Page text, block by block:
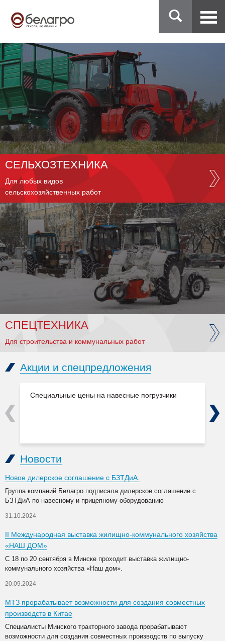
СЕЛЬХОЗТЕХНИКА
Для любых видов
сельскохозяйственных работ
СПЕЦТЕХНИКА
Для строительства и коммунальных работ
Акции и спецпредложения
Специальные цены на навесные погрузчики
Previous Next
Новости
Новое дилерское соглашение с БЗТДиА.
Группа компаний Белагро подписала дилерское соглашение с
БЗТДиА по навесному и прицепному оборудованию
31.10.2024
II Международная выставка жилищно-коммунального хозяйства
«НАШ ДОМ»
С 18 по 20 сентября в Минске проходит выставка жилищно-
коммунального хозяйства «Наш дом».
20.09.2024
МТЗ прорабатывает возможности для создания совместных
производств в Китае
Специалисты Минского тракторного завода прорабатывают
возможности для создания совместных производств по выпуску